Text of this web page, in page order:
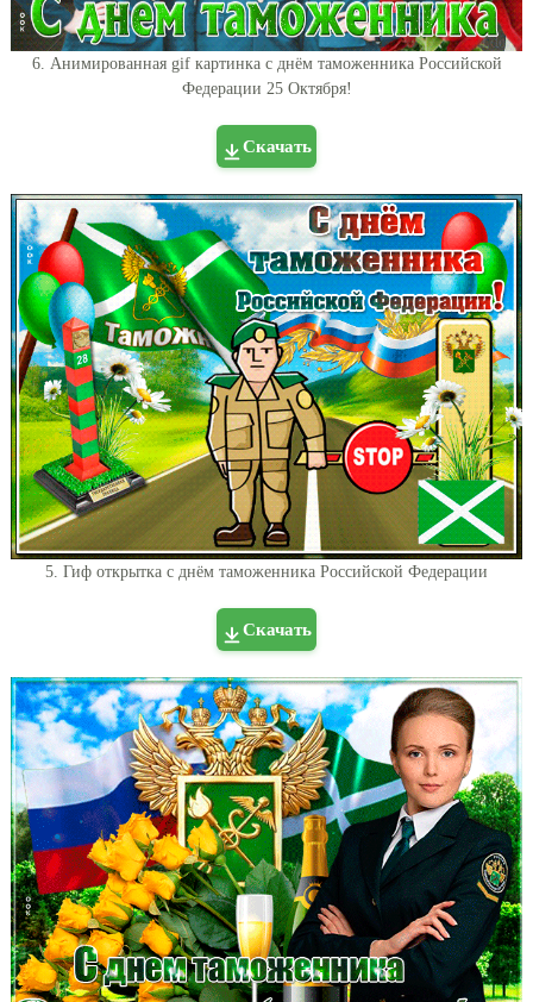
6. Анимированная gif картинка с днём таможенника Российской
Федерации 25 Октября!
Скачать
5. Гиф открытка с днём таможенника Российской Федерации
Скачать